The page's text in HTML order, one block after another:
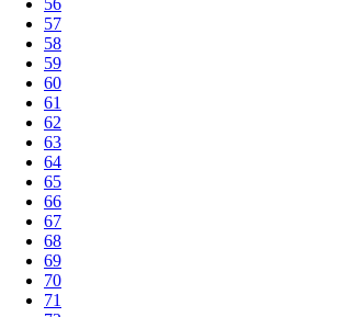
56
57
58
59
60
61
62
63
64
65
66
67
68
69
70
71